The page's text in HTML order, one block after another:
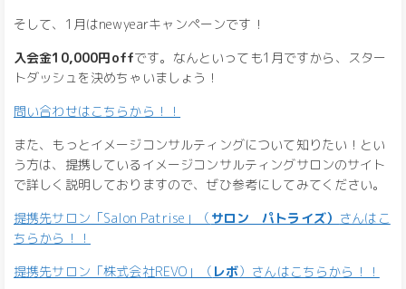
そして、1月はnewyearキャンペーンです！
入会金10,000円offです。なんといっても1月ですから、スター
トダッシュを決めちゃいましょう！
問い合わせはこちらから！！
また、もっとイメージコンサルティングについて知りたい！とい
う方は、提携しているイメージコンサルティングサロンのサイト
で詳しく説明しておりますので、ぜひ参考にしてみてください。
提携先サロン「Salon Patrise」（ サロン パトライズ） さんはこ
ちらから！！
提携先サロン「株式会社REVO」（ レボ）さんはこちらから！！